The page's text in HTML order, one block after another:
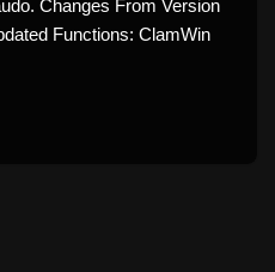
Changes From Version
Functions: ClamWin